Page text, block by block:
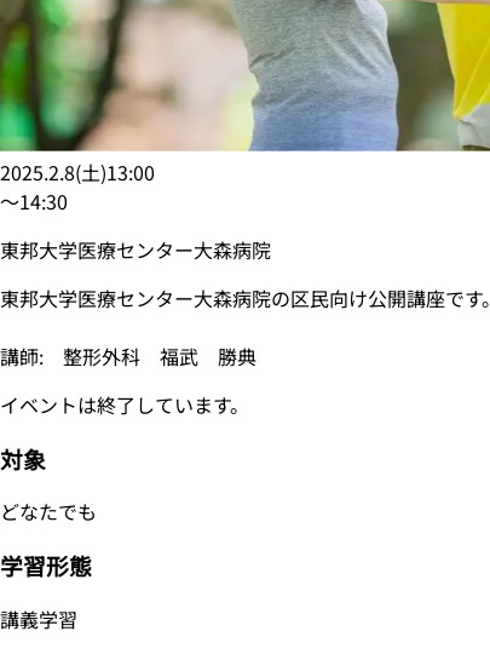
2025.2.8(土)13:00
〜14:30
東邦大学医療センター大森病院
東邦大学医療センター大森病院の区民向け公開講座です。
講師: 整形外科 福武 勝典
イベントは終了しています。
対象
どなたでも
学習形態
講義学習